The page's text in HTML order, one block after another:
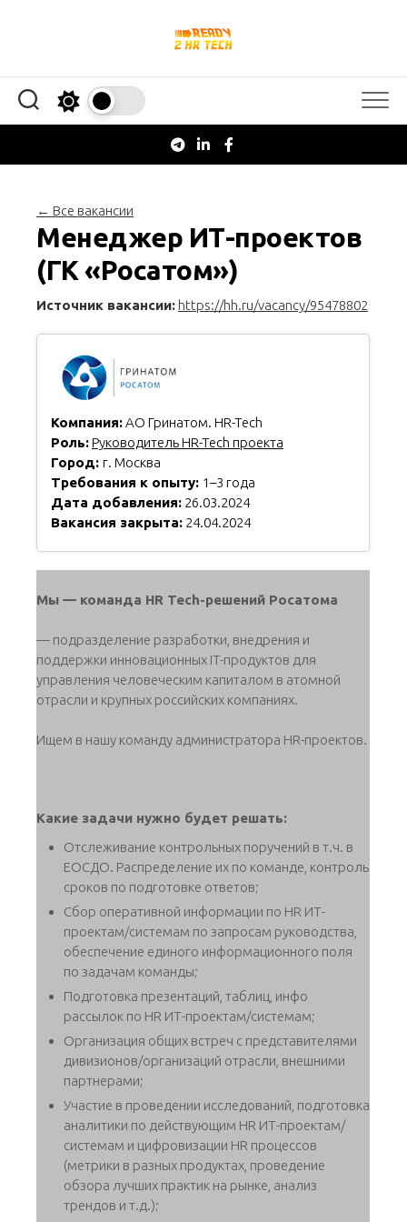
← Все вакансии
Менеджер ИТ-проектов
(ГК «Росатом»)
Источник вакансии: https://hh.ru/vacancy/95478802
Компания:АО Гринатом. HR-Tech
Роль:Руководитель HR-Tech проекта
Город: г. Москва
Требования к опыту: 1–3 года
Дата добавления: 26.03.2024
Вакансия закрыта: 24.04.2024
Мы — команда HR Tech-решений Росатома
— подразделение разработки, внедрения и
поддержки инновационных IT-продуктов для
управления человеческим капиталом в атомной
отрасли и крупных российских компаниях.
Ищем в нашу команду администратора HR-проектов.
Какие задачи нужно будет решать:
Отслеживание контрольных поручений в т.ч. в
ЕОСДО. Распределение их по команде, контроль
сроков по подготовке ответов;
Сбор оперативной информации по HR ИТ-
проектам/системам по запросам руководства,
обеспечение единого информационного поля
по задачам команды;
Подготовка презентаций, таблиц, инфо
рассылок по HR ИТ-проектам/системам;
Организация общих встреч с представителями
дивизионов/организаций отрасли, внешними
партнерами;
Участие в проведении исследований, подготовка
аналитики по действующим HR ИТ-проектам/
системам и цифровизации HR процессов
(метрики в разных продуктах, проведение
обзора лучших практик на рынке, анализ
трендов и т.д.);